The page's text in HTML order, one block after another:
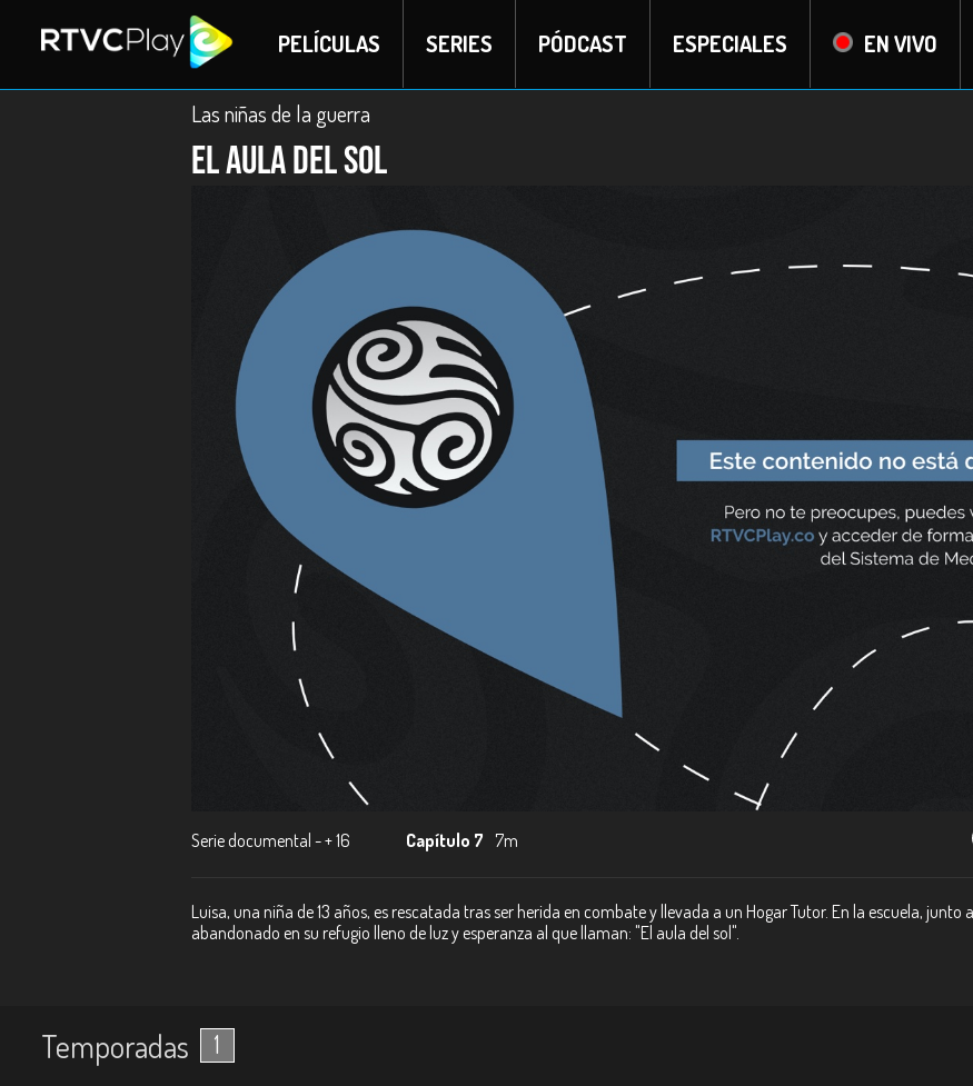
PELÍCULAS SERIES PÓDCAST ESPECIALES EN VIVO
Las niñas de la guerra
El aula del sol
Serie documental - + 16 Capítulo 7 7m
Luisa, una niña de 13 años, es rescatada tras ser herida en combate y llevada a un Hogar Tutor. En la escuela,
abandonado en su refugio lleno de luz y esperanza al que llaman: "El aula del sol".
Temporadas 1